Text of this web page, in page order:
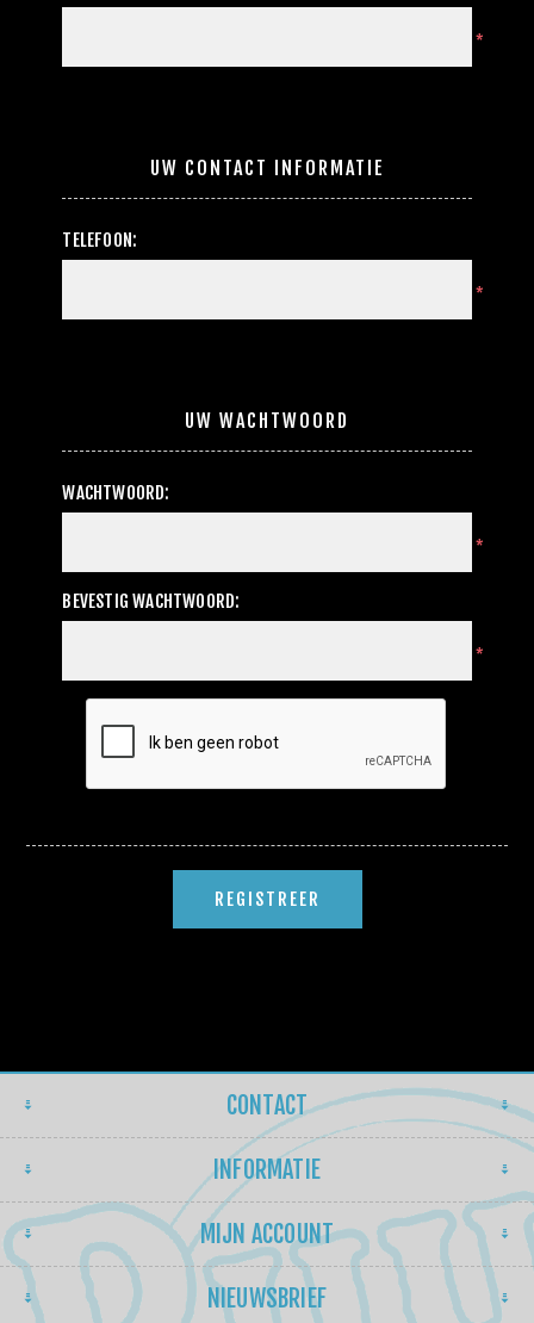
*
UW CONTACT INFORMATIE
TELEFOON:
*
UW WACHTWOORD
WACHTWOORD:
*
BEVESTIG WACHTWOORD:
*
CONTACT
INFORMATIE
MIJN ACCOUNT
NIEUWSBRIEF